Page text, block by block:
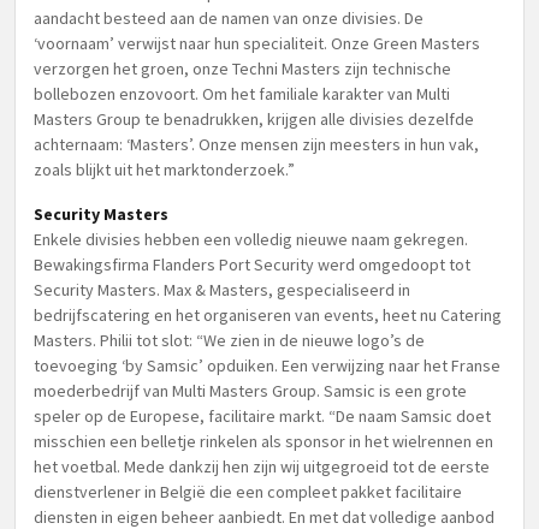
aandacht besteed aan de namen van onze divisies. De
‘voornaam’ verwijst naar hun specialiteit. Onze Green Masters
verzorgen het groen, onze Techni Masters zijn technische
bollebozen enzovoort. Om het familiale karakter van Multi
Masters Group te benadrukken, krijgen alle divisies dezelfde
achternaam: ‘Masters’. Onze mensen zijn meesters in hun vak,
zoals blijkt uit het marktonderzoek.”
Security Masters
Enkele divisies hebben een volledig nieuwe naam gekregen.
Bewakingsfirma Flanders Port Security werd omgedoopt tot
Security Masters. Max & Masters, gespecialiseerd in
bedrijfscatering en het organiseren van events, heet nu Catering
Masters. Philii tot slot: “We zien in de nieuwe logo’s de
toevoeging ‘by Samsic’ opduiken. Een verwijzing naar het Franse
moederbedrijf van Multi Masters Group. Samsic is een grote
speler op de Europese, facilitaire markt. “De naam Samsic doet
misschien een belletje rinkelen als sponsor in het wielrennen en
het voetbal. Mede dankzij hen zijn wij uitgegroeid tot de eerste
dienstverlener in België die een compleet pakket facilitaire
diensten in eigen beheer aanbiedt. En met dat volledige aanbod